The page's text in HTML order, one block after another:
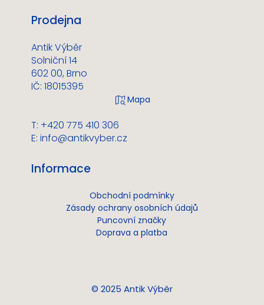
Prodejna
Antik Výběr
Solniční 14
602 00, Brno
IČ: 18015395
T: +420 775 410 306
E: info@antikvyber.cz
Informace
Obchodní podmínky
Zásady ochrany osobních údajů
Puncovní značky
Doprava a platba
© 2025 Antik Výběr